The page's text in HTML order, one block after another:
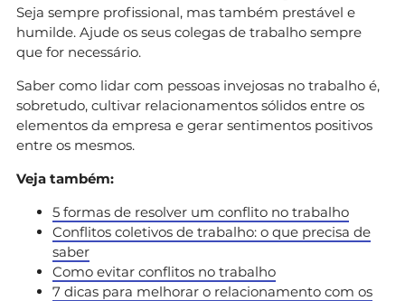
Seja sempre profissional, mas também prestável e
humilde. Ajude os seus colegas de trabalho sempre
que for necessário.
Saber como lidar com pessoas invejosas no trabalho é,
sobretudo, cultivar relacionamentos sólidos entre os
elementos da empresa e gerar sentimentos positivos
entre os mesmos.
Veja também:
5 formas de resolver um conflito no trabalho
Conflitos coletivos de trabalho: o que precisa de
saber
Como evitar conflitos no trabalho
7 dicas para melhorar o relacionamento com os